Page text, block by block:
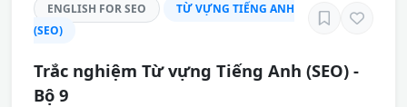
ENGLISH FOR SEO
TỪ VỰNG TIẾNG ANH
(SEO)
Trắc nghiệm Từ vựng Tiếng Anh (SEO) -
Bộ 9